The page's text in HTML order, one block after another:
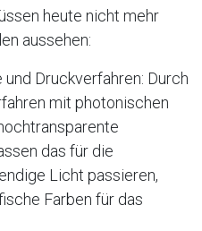
heute nicht mehr
aussehen:
Druckverfahren: Durch
mit photonischen
das für die
Licht passieren,
Farben für das